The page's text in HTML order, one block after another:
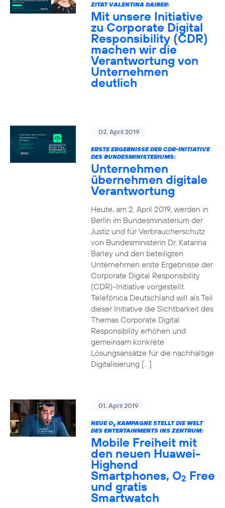
ZITAT VALENTINA DAIBER:
Mit unsere Initiative
zu Corporate Digital
Responsibility (CDR)
machen wir die
Verantwortung von
Unternehmen
deutlich
02. April 2019
ERSTE ERGEBNISSE DER CDR-INITIATIVE
DES BUNDESMINISTERIUMS:
Unternehmen
übernehmen digitale
Verantwortung
Heute, am 2. April 2019, werden in
Berlin im Bundesministerium der
Justiz und für Verbraucherschutz
von Bundesministerin Dr. Katarina
Barley und den beteiligten
Unternehmen erste Ergebnisse der
Corporate Digital Responsibility
(CDR)-Initiative vorgestellt.
Telefónica Deutschland will als Teil
dieser Initiative die Sichtbarkeit des
Themas Corporate Digital
Responsibility erhöhen und
gemeinsam konkrete
Lösungsansätze für die nachhaltige
Digitalisierung […]
01. April 2019
NEUE O2KAMPAGNE STELLT DIE WELT
DES ENTERTAINMENTS INS ZENTRUM:
Mobile Freiheit mit
den neuen Huawei-
Highend
Smartphones, O2 Free
und gratis
Smartwatch